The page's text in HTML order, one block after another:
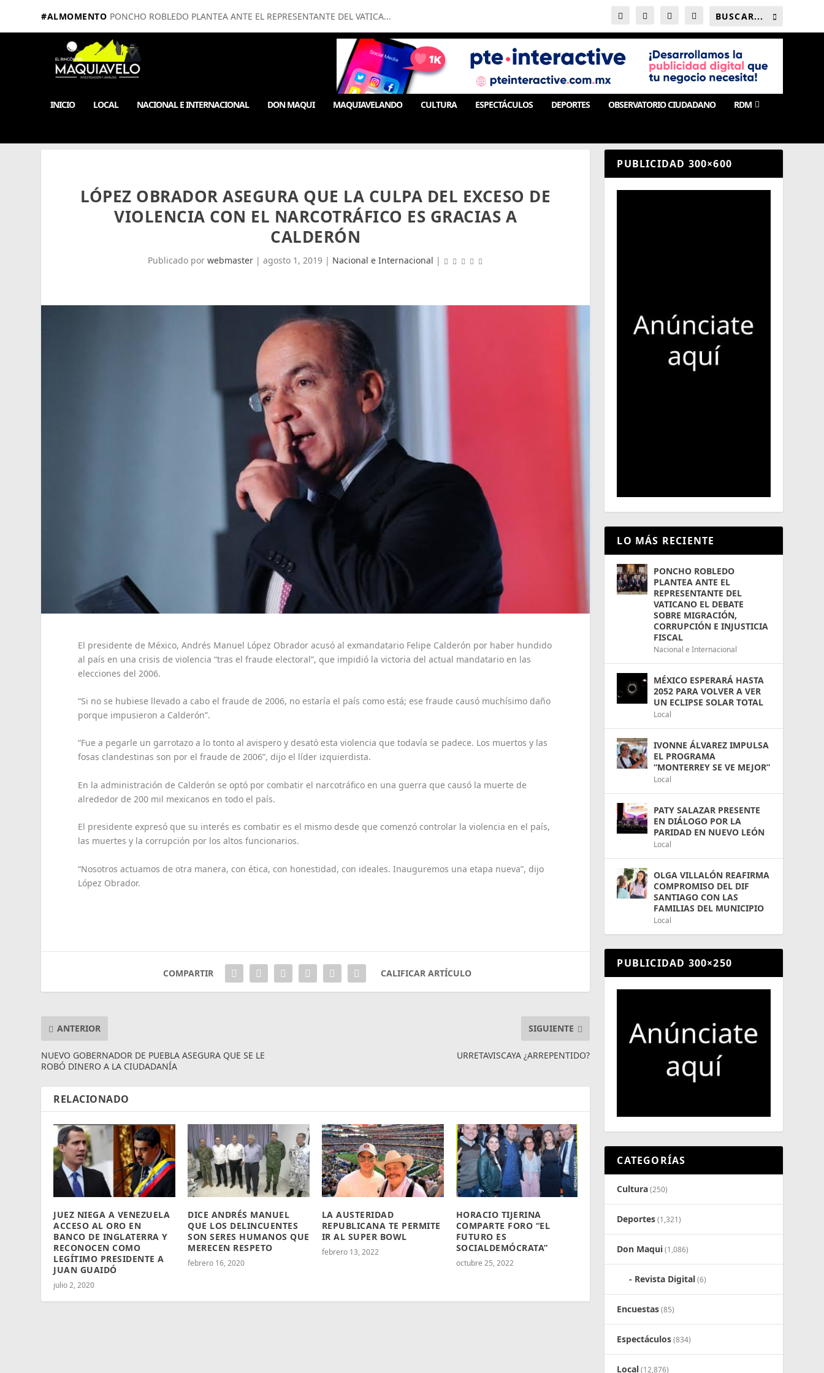
#ALMOMENTO PONCHO ROBLEDO PLANTEA ANTE EL REPRESENTANTE DEL VATICA...
INICIO LOCAL NACIONAL E INTERNACIONAL DON MAQUI MAQUIAVELANDO CULTURA ESPECTÁCULOS DEPORTES OBSERVATORIO CIUDADANO RDM
LÓPEZ OBRADOR ASEGURA QUE LA CULPA DEL EXCESO DE
VIOLENCIA CON EL NARCOTRÁFICO ES GRACIAS A
CALDERÓN
Publicado por webmaster| agosto 1, 2019| Nacional e Internacional |
El presidente de México, Andrés Manuel López Obrador acusó al exmandatario Felipe Calderón por haber hundido
al país en una crisis de violencia “tras el fraude electoral”, que impidió la victoria del actual mandatario en las
elecciones del 2006.
“Si no se hubiese llevado a cabo el fraude de 2006, no estaría el país como está; ese fraude causó muchísimo daño
porque impusieron a Calderón”.
“Fue a pegarle un garrotazo a lo tonto al avispero y desató esta violencia que todavía se padece. Los muertos y las
fosas clandestinas son por el fraude de 2006”, dijo el líder izquierdista.
En la administración de Calderón se optó por combatir el narcotráfico en una guerra que causó la muerte de
alrededor de 200 mil mexicanos en todo el país.
El presidente expresó que su interés es combatir es el mismo desde que comenzó controlar la violencia en el país,
las muertes y la corrupción por los altos funcionarios.
“Nosotros actuamos de otra manera, con ética, con honestidad, con ideales. Inauguremos una etapa nueva”, dijo
López Obrador.
COMPARTIR CALIFICAR ARTÍCULO
ANTERIOR
NUEVO GOBERNADOR DE PUEBLA ASEGURA QUE SE LE
ROBÓ DINERO A LA CIUDADANÍA
SIGUIENTE
URRETAVISCAYA ¿ARREPENTIDO?
RELACIONADO
JUEZ NIEGA A VENEZUELA
ACCESO AL ORO EN
BANCO DE INGLATERRA Y
RECONOCEN COMO
LEGÍTIMO PRESIDENTE A
JUAN GUAIDÓ
julio 2, 2020
DICE ANDRÉS MANUEL
QUE LOS DELINCUENTES
SON SERES HUMANOS QUE
MERECEN RESPETO
febrero 16, 2020
LA AUSTERIDAD
REPUBLICANA TE PERMITE
IR AL SUPER BOWL
febrero 13, 2022
HORACIO TIJERINA
COMPARTE FORO “EL
FUTURO ES
SOCIALDEMÓCRATA”
octubre 25, 2022
PUBLICIDAD 300×600
LO MÁS RECIENTE
PONCHO ROBLEDO
PLANTEA ANTE EL
REPRESENTANTE DEL
VATICANO EL DEBATE
SOBRE MIGRACIÓN,
CORRUPCIÓN E INJUSTICIA
FISCAL
Nacional e Internacional
MÉXICO ESPERARÁ HASTA
2052 PARA VOLVER A VER
UN ECLIPSE SOLAR TOTAL
Local
IVONNE ÁLVAREZ IMPULSA
EL PROGRAMA
“MONTERREY SE VE MEJOR”
Local
PATY SALAZAR PRESENTE
EN DIÁLOGO POR LA
PARIDAD EN NUEVO LEÓN
Local
OLGA VILLALÓN REAFIRMA
COMPROMISO DEL DIF
SANTIAGO CON LAS
FAMILIAS DEL MUNICIPIO
Local
PUBLICIDAD 300×250
CATEGORÍAS
Cultura(250)
Deportes(1,321)
Don Maqui(1,086)
Revista Digital(6)
Encuestas(85)
Espectáculos(834)
Local(12,876)